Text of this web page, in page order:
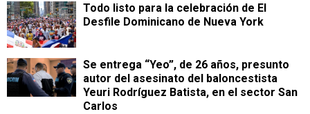
Todo listo para la celebración de El
Desfile Dominicano de Nueva York
Se entrega “Yeo”, de 26 años, presunto
autor del asesinato del baloncestista
Yeuri Rodríguez Batista, en el sector San
Carlos